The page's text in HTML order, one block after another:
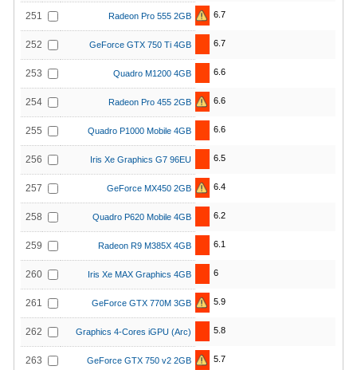
251 Radeon Pro 555 2GB 6.7
252 GeForce GTX 750 Ti 4GB 6.7
253 Quadro M1200 4GB 6.6
254 Radeon Pro 455 2GB 6.6
255 Quadro P1000 Mobile 4GB 6.6
256 Iris Xe Graphics G7 96EU 6.5
257 GeForce MX450 2GB 6.4
258 Quadro P620 Mobile 4GB 6.2
259 Radeon R9 M385X 4GB 6.1
260 Iris Xe MAX Graphics 4GB 6
261 GeForce GTX 770M 3GB 5.9
262 Graphics 4-Cores iGPU (Arc) 5.8
263 GeForce GTX 750 v2 2GB 5.7